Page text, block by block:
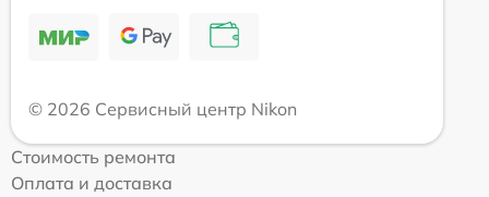
© 2026 Сервисный центр Nikon
Стоимость ремонта
Оплата и доставка